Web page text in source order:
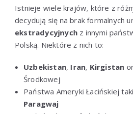
Istnieje wiele krajów, które z
decydują się na brak formalnych
ekstradycyjnych z innymi
Polską. Niektóre z nich to:
Uzbekistan, Iran, Kirgistan
Środkowej
Państwa Ameryki Łacińskiej
Paragwaj